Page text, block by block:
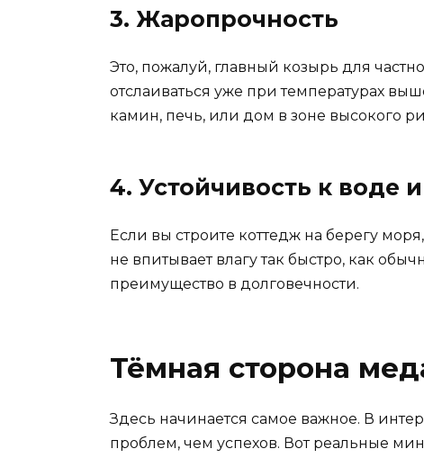
3. Жаропрочность
Это, пожалуй, главный козырь для
отслаиваться уже при температурах
камин, печь, или дом в зоне высокого
4. Устойчивость к воде
Если вы строите коттедж на берегу
не впитывает влагу так быстро, как
преимущество в долговечности.
Тёмная сторона
Здесь начинается самое важное. В
проблем, чем успехов. Вот реальные